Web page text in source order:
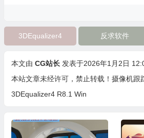
3DEqualizer4 反求软件
本文由 CG站长 发表于2026年1月2日
本站文章未经许可，禁止转载！ 摄像机跟
3DEqualizer4 R8.1 Win